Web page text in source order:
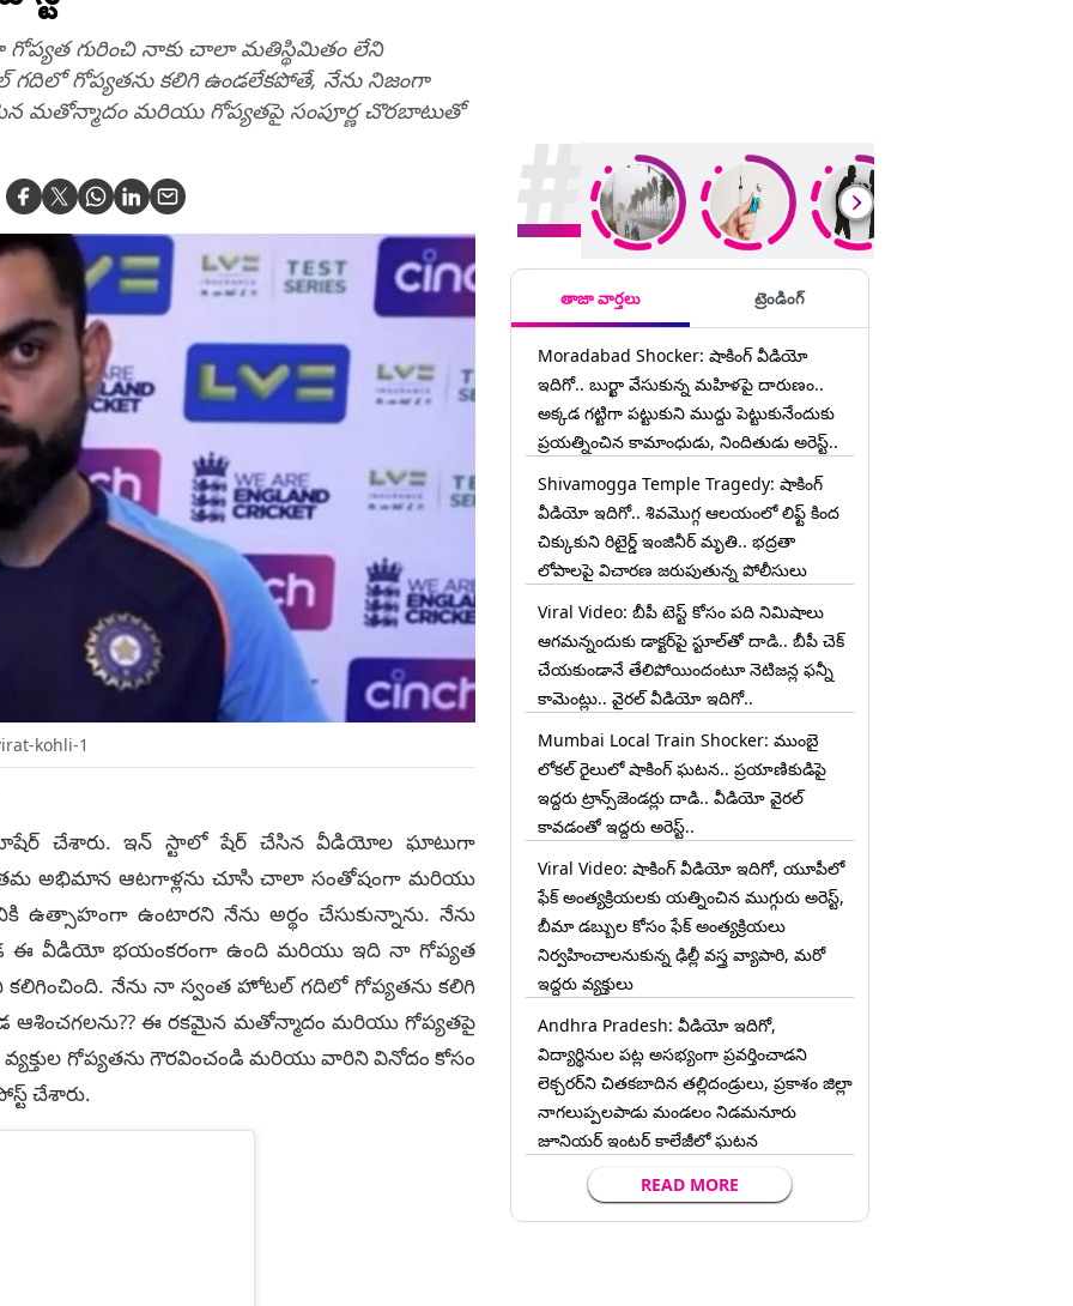
గురించి నాకు చాలా మతిస్థిమితం లేని
గదిలో గోప్యతను కలిగి ఉండలేకపోతే, నేను నిజంగా
మతోన్మాదం మరియు గోప్యతపై సంపూర్ణ చొరబాటుతో
kohli-1
చేశారు. ఇన్ స్టాలో షేర్ చేసిన వీడియోల ఘాటుగా
తమ అభిమాన ఆటగాళ్లను చూసి చాలా సంతోషంగా మరియు
ఉంటారని నేను అర్థం చేసుకున్నాను. నేను
ఈ వీడియో భయంకరంగా ఉంది మరియు ఇది నా గోప్యత
నేను నా స్వంత హోటల్ గదిలో గోప్యతను కలిగి
ఆశించగలను?? ఈ రకమైన మతోన్మాదం మరియు గోప్యతపై
గోప్యతను గౌరవించండి మరియు వారిని వినోదం కోసం
చేశారు.
తాజా వార్తలు ట్రెండింగ్
Moradabad Shocker: షాకింగ్ వీడియో
ఇదిగో.. బుర్ఖా వేసుకున్న మహిళపై దారుణం..
అక్కడ గట్టిగా పట్టుకుని ముద్దు పెట్టుకునేందుకు
ప్రయత్నించిన కామాంధుడు, నిందితుడు అరెస్ట్..
Shivamogga Temple Tragedy: షాకింగ్
వీడియో ఇదిగో.. శివమొగ్గ ఆలయంలో లిఫ్ట్ కింద
చిక్కుకుని రిటైర్డ్ ఇంజినీర్ మృతి.. భద్రతా
లోపాలపై విచారణ జరుపుతున్న పోలీసులు
Viral Video: బీపీ టెస్ట్‌ కోసం పది నిమిషాలు
ఆగమన్నందుకు డాక్టర్‌పై స్టూల్‌తో దాడి.. బీపీ చెక్
చేయకుండానే తేలిపోయిందంటూ నెటిజన్ల ఫన్నీ
కామెంట్లు.. వైరల్ వీడియో ఇదిగో..
Mumbai Local Train Shocker: ముంబై
లోకల్ రైలులో షాకింగ్ ఘటన.. ప్రయాణికుడిపై
ఇద్దరు ట్రాన్స్‌జెండర్లు దాడి.. వీడియో వైరల్
కావడంతో ఇద్దరు అరెస్ట్..
Viral Video: షాకింగ్ వీడియో ఇదిగో, యూపీలో
ఫేక్ అంత్యక్రియలకు యత్నించిన ముగ్గురు అరెస్ట్,
బీమా డబ్బుల కోసం ఫేక్ అంత్యక్రియలు
నిర్వహించాలనుకున్న ఢిల్లీ వస్త్ర వ్యాపారి, మరో
ఇద్దరు వ్యక్తులు
Andhra Pradesh: వీడియో ఇదిగో,
విద్యార్థినుల పట్ల అసభ్యంగా ప్రవర్తించాడని
లెక్చ‌ర‌ర్‌ని చిత‌క‌బాదిన త‌ల్లిదండ్రులు, ప్రకాశం జిల్లా
నాగలుప్పలపాడు మండలం నిడమనూరు
జూనియర్ ఇంటర్ కాలేజీలో ఘటన
READ MORE